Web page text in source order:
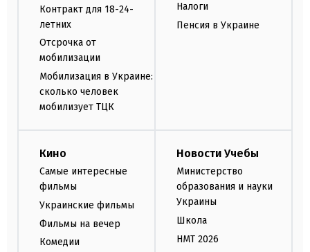
Контракт для 18-24-
летних
Отсрочка от
мобилизации
Мобилизация в Украине:
сколько человек
мобилизует ТЦК
Налоги
Пенсия в Украине
Кино
Самые интересные
фильмы
Украинские фильмы
Фильмы на вечер
Комедии
Новости Учебы
Министерство
образования и науки
Украины
Школа
НМТ 2026